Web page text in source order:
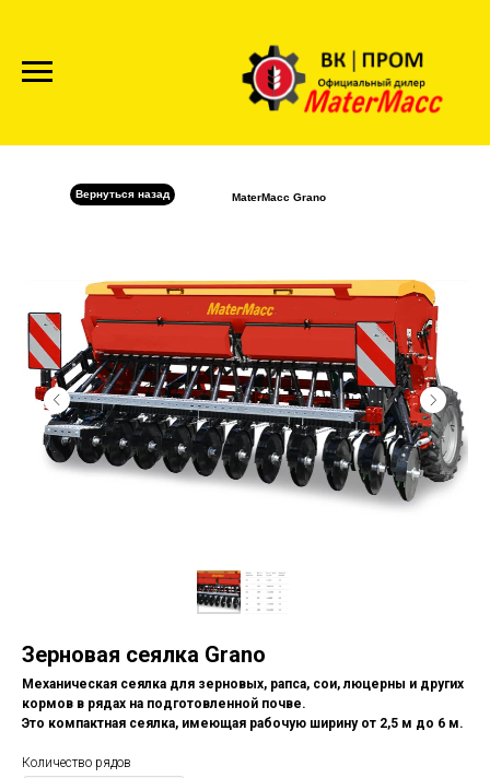
MaterMacc Grano
Вернуться назад
Зерновая сеялка Grano
Механическая сеялка для зерновых, рапса, сои, люцерны и других
кормов в рядах на подготовленной почве.
Это компактная сеялка, имеющая рабочую ширину от 2,5 м до 6 м.
Количество рядов